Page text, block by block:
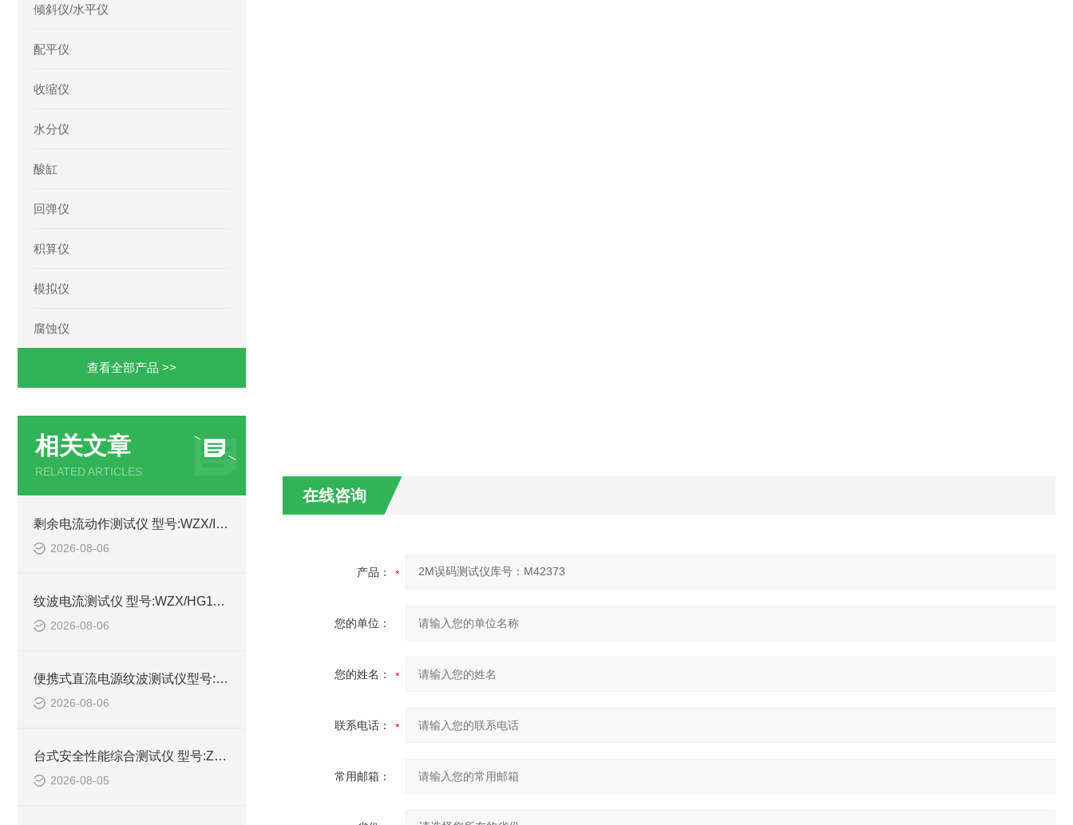
倾斜仪/水平仪
配平仪
收缩仪
水分仪
酸缸
回弹仪
积算仪
模拟仪
腐蚀仪
查看全部产品 >>
相关文章
RELATED ARTICLES
剩余电流动作测试仪 型号:WZX/IDB-4的详细介绍
2026-08-06
纹波电流测试仪 型号:WZX/HG1100-10A库号：M414989的简单介绍
2026-08-06
便携式直流电源纹波测试仪型号:WZX/DYWB-260的简单介绍
2026-08-06
台式安全性能综合测试仪 型号:ZX/HEX330的详细介绍
2026-08-05
在线咨询
产品：
您的单位：
您的姓名：
联系电话：
常用邮箱：